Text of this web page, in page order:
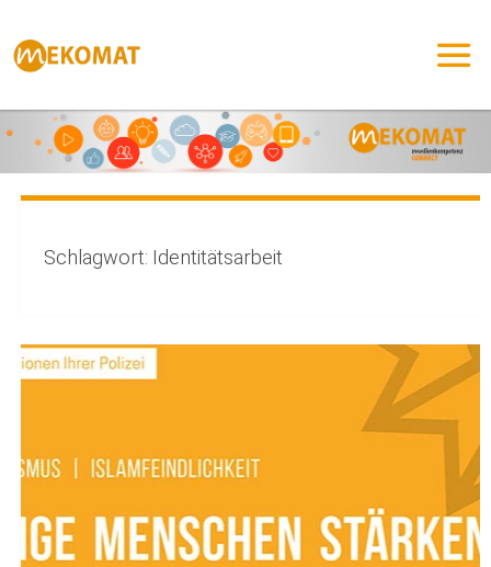
Inhalt
springen
Schlagwort: Identitätsarbeit